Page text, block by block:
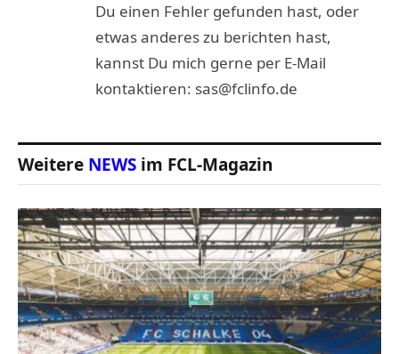
Du einen Fehler gefunden hast, oder
etwas anderes zu berichten hast,
kannst Du mich gerne per E-Mail
kontaktieren: sas@fclinfo.de
Weitere NEWS im FCL-Magazin